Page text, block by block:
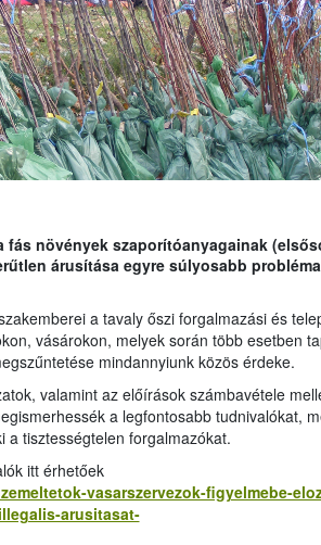
fás növények szaporítóanyagainak
árusítása egyre súlyosabb
a tavaly őszi forgalmazási és
vásárokon, melyek során több esetben
mindannyiunk közös érdeke.
valamint az előírások számbavétele
a legfontosabb tudnivalókat,
a tisztességtelen forgalmazókat.
itt érhetőek
vasarszervezok-figyelmebe-
arusitasat-